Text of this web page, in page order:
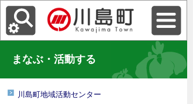
まなぶ・活動する
川島町地域活動センター